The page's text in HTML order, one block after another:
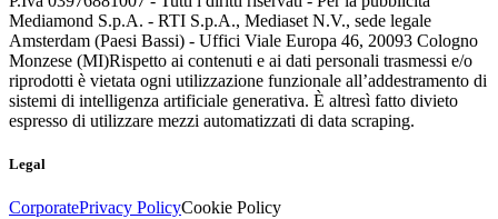
Mediamond S.p.A. - RTI S.p.A., Mediaset N.V., sede legale
Amsterdam (Paesi Bassi) - Uffici Viale Europa 46, 20093 Cologno
Monzese (MI)Rispetto ai contenuti e ai dati personali trasmessi e/o
riprodotti è vietata ogni utilizzazione funzionale all’addestramento di
sistemi di intelligenza artificiale generativa. È altresì fatto divieto
espresso di utilizzare mezzi automatizzati di data scraping.
Legal
CorporatePrivacy PolicyCookie Policy